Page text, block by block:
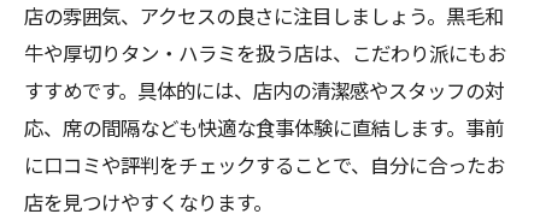
焼肉好きが語る難波での満足ポイント
難波で焼肉をシーン別に楽しむアイデア
タンやハラミなら難波エリアで決まり
難波で焼肉といえばタンとハラミが人気
タンやハラミを極める難波エリアの魅力
店の雰囲気、アクセスの良さに注目しましょう。黒毛和
牛や厚切りタン・ハラミを扱う店は、こだわり派にもお
すすめです。具体的には、店内の清潔感やスタッフの対
応、席の間隔なども快適な食事体験に直結します。事前
に口コミや評判をチェックすることで、自分に合ったお
店を見つけやすくなります。